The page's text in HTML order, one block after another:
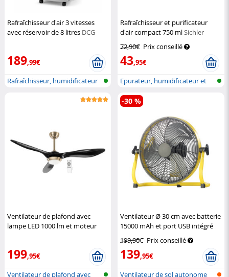
Rafraîchisseur d'air 3 vitesses
avec réservoir de 8 litres DCG
189,99€
Rafraîchisseur, humidificateur
Rafraîchisseur et purificateur
d'air compact 750 mlSichler
72,90€ Prix conseillé
43,95€
Epurateur, humidificateur et
refroi...
Ventilateur de plafond avec
lampe LED 1000 lm et moteur
199,95€
Ventilateur de plafond avec
Ventilateur Ø 30 cm avec batterie
15000 mAh et port USB intégré
199,90€ Prix conseillé
139,95€
-30 %
Ventilateur de sol autonome